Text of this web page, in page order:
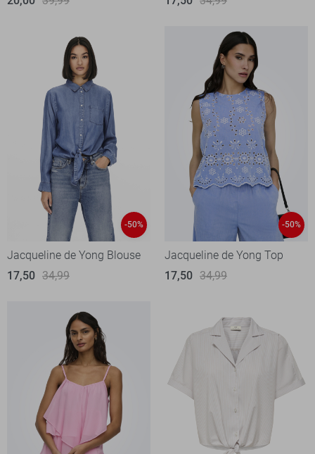
-50%
Jacqueline de Yong Blouse
17,50 34,99
-50%
Jacqueline de Yong Top
17,50 34,99